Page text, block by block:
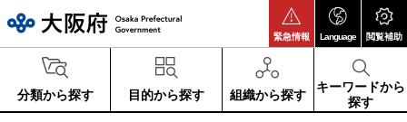
緊急情報 Language 閲覧補助
分類から探す 目的から探す 組織から探す
キーワードから
探す